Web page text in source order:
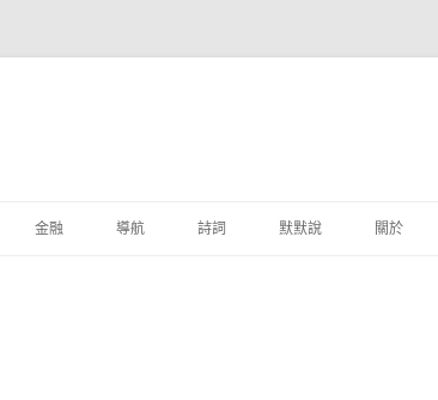
金融 導航 詩詞 默默說 關於